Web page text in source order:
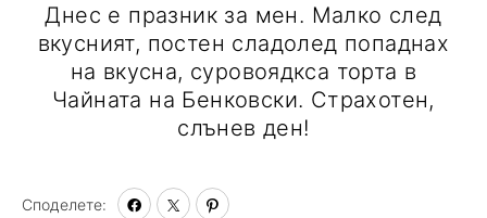
Днес е празник за мен. Малко след
вкусният, постен сладолед попаднах
на вкусна, суровоядкса торта в
Чайната на Бенковски. Страхотен,
слънев ден!
Споделете: